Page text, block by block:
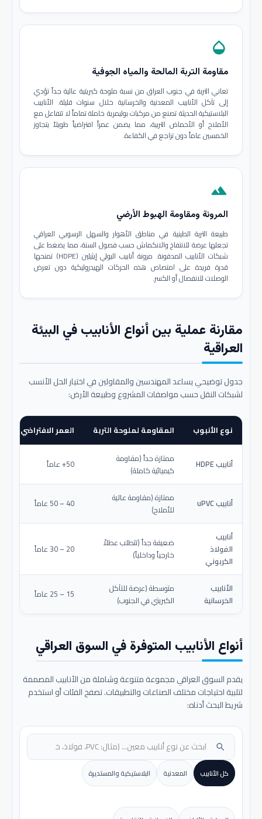
opacity
مقاومة التربة المالحة والمياه الجوفية
تعاني التربة في جنوب العراق من نسبة ملوحة كبريتية عالية جداً تؤدي
إلى تآكل الأنابيب المعدنية والخرسانية خلال سنوات قليلة. الأنابيب
البلاستيكية الحديثة تصنع من مركبات بوليمرية خاملة تماماً لا تتفاعل مع
الأملاح أو الأحماض التربية، مما يضمن عمراً افتراضياً طويلاً يتجاوز
الخمسين عاماً دون تراجع في الكفاءة.
terrain
المرونة ومقاومة الهبوط الأرضي
طبيعة التربة الطينية في مناطق الأهوار والسهل الرسوبي العراقي
تجعلها عرضة للانتفاخ والانكماش حسب فصول السنة، مما يضغط على
شبكات الأنابيب المدفونة. مرونة أنابيب البولي إيثيلين (HDPE) تمنحها
قدرة فريدة على امتصاص هذه الحركات الهيدروليكية دون تعرض
الوصلات للانفصال أو الكسر.
مقارنة عملية بين أنواع الأنابيب في البيئة
العراقية
جدول توضيحي يساعد المهندسين والمقاولين في اختيار الحل الأنسب
لشبكات النقل حسب مواصفات المشروع وطبيعة الأرض:
نوع الأنبوب المقاومة لملوحة التربة العمر الافتراضي
أنابيب HDPE
ممتازة جداً (مقاومة
كيميائية كاملة)
50+ عاماً
أنابيب uPVC
ممتازة (مقاومة عالية
للأملاح)
40 – 50 عاماً
أنابيب
الفولاذ
الكربوني
ضعيفة جداً (تتطلب عطلاً
خارجياً وداخلياً)
20 – 30 عاماً
الأنابيب
الخرسانية
متوسطة (عرضة للتآكل
الكبريتي في الجنوب)
15 – 25 عاماً
أنواع الأنابيب المتوفرة في السوق العراقي
يقدم السوق العراقي مجموعة متنوعة وشاملة من الأنابيب المصممة
لتلبية احتياجات مختلف الصناعات والتطبيقات. تصفح الفئات أو استخدم
شريط البحث أدناه:
search
كل الأنابيب المعدنية البلاستيكية والمستديرة